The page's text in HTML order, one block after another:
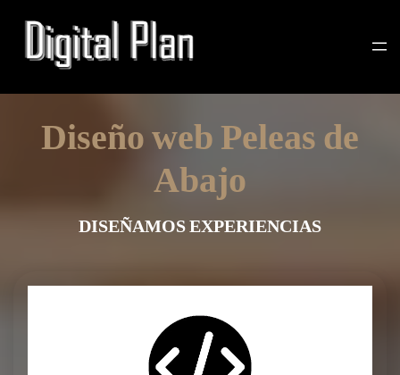
Diseño web Peleas de
Abajo
DISEÑAMOS EXPERIENCIAS